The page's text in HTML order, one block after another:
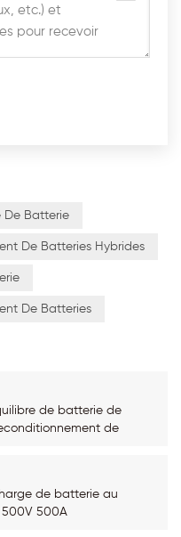
De Batterie
De Batteries Hybrides
De Batteries
de batterie de
de
de batterie au
500A